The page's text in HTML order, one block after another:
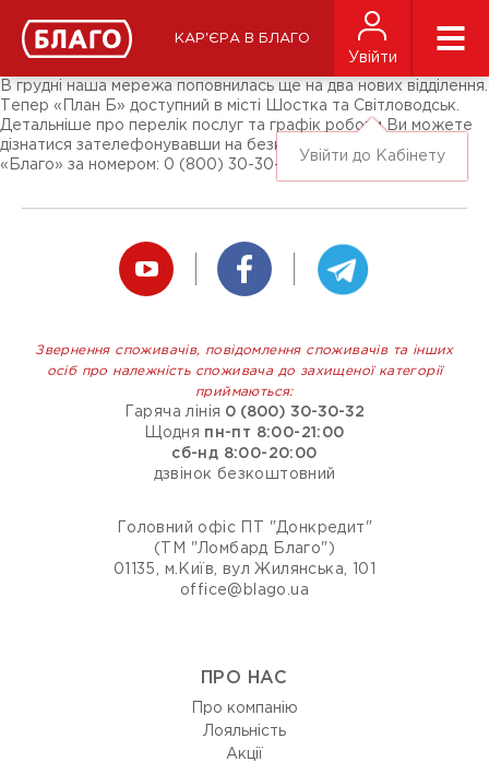
КАР'ЄРА В БЛАГО
Увійти
Увійти до Кабінету
ЗМІ про нас
Підписники соц-мереж
Ярмарки
В грудні наша мережа поповнилась ще на два нових відділення.
Тепер «План Б» доступний в місті Шостка та Світловодськ.
Детальніше про перелік послуг та графік роботи Ви можете
дізнатися зателефонувавши на безкоштовну гарячу лінію
«Благо» за номером: 0 (800) 30-30-32.
Звернення споживачів, повідомлення споживачів та інших
осіб про належність споживача до захищеної категорії
приймаються:
Гаряча лінія 0 (800) 30-30-32
Щодня пн-пт 8:00-21:00
сб-нд 8:00-20:00
дзвінок безкоштовний
Головний офіс ПТ "Донкредит"
(ТМ "Ломбард Благо")
01135, м.Київ, вул Жилянська, 101
office@blago.ua
ПРО НАС
Про компанію
Лояльність
Акції